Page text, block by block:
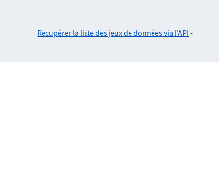
Récupérer la liste des jeux de données via l'API -